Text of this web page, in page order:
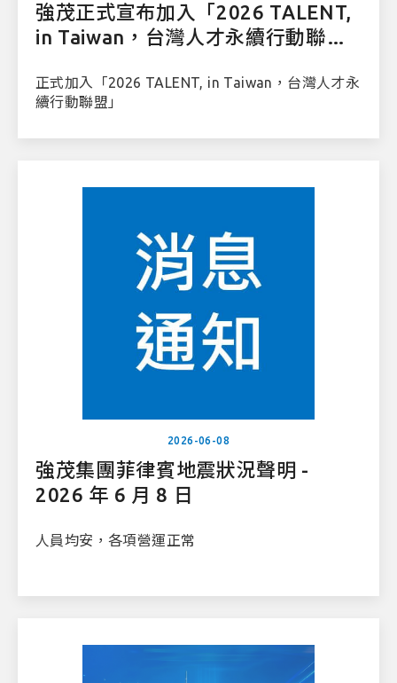
強茂正式宣布加入「2026 TALENT,
in Taiwan，台灣人才永續行動聯
正式加入「2026 TALENT, in Taiwan，台灣人才永
續行動聯盟」
2026-06-08
強茂集團菲律賓地震狀況聲明 -
2026 年 6 月 8 日
人員均安，各項營運正常